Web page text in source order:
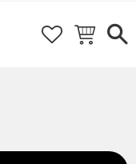
FAVORITER
KUNDVAGN